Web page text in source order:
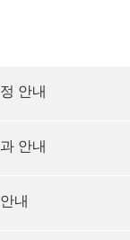
안내
안내
내